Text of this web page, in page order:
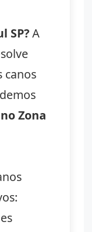
SP?A
canos
Zona